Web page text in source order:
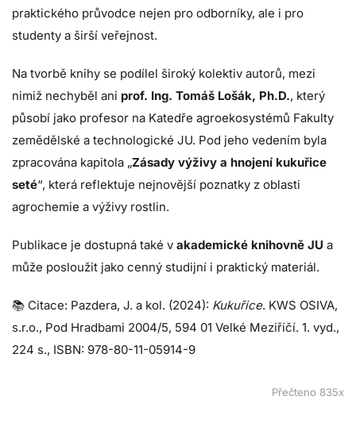
praktického průvodce nejen pro odborníky, ale i pro
studenty a širší veřejnost.
Na tvorbě knihy se podílel široký kolektiv autorů, mezi
nimiž nechyběl ani prof. Ing. Tomáš Lošák, Ph.D., který
působí jako profesor na Katedře agroekosystémů Fakulty
zemědělské a technologické JU. Pod jeho vedením byla
zpracována kapitola „Zásady výživy a hnojení kukuřice
seté“, která reflektuje nejnovější poznatky z oblasti
agrochemie a výživy rostlin.
Publikace je dostupná také v akademické knihovně JU a
může posloužit jako cenný studijní i praktický materiál.
📚 Citace: Pazdera, J. a kol. (2024): Kukuřice. KWS OSIVA,
s.r.o., Pod Hradbami 2004/5, 594 01 Velké Meziříčí. 1. vyd.,
224 s., ISBN: 978-80-11-05914-9
Přečteno 835x